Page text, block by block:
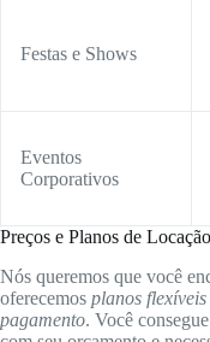
Festas e Shows
Eventos
Corporativos
Preços e Planos de
Nós queremos que você
oferecemos planos
pagamento. Você